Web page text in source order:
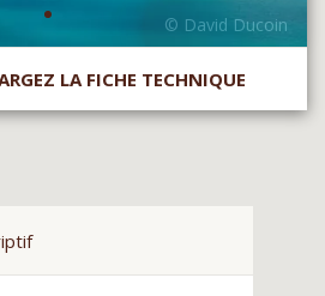
LA FICHE TECHNIQUE